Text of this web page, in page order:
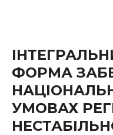
ФОРМА
УМОВАХ